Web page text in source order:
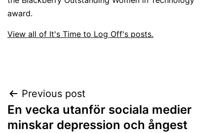
award.
View all of It's Time to Log Off's posts.
Post
navigation
Previous post
En vecka utanför sociala medier
minskar depression och ångest